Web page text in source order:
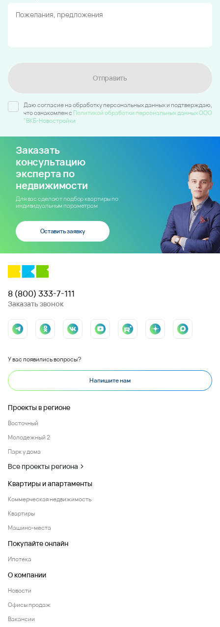
Отправить
Даю согласие на обработку персональных данных и подтверждаю,
что ознакомлен c Политикой обработки персональных данных ООО
"ВКБ-Новостройки
Заказать
консультацию
эксперта по
недвижимости
Для вас сделают подбор квартиры по
индивидуальным параметрам
Оставить заявку
8 (800) 333-7-111
Заказать звонок
У вас появились вопросы?
Напишите нам
Проекты в регионе
Восточный
Молодежный 2
Парк у дома
Все проекты региона
Квартиры и апартаменты
Коммерческая недвижимость
Квартиры
Машино-места
Покупайте онлайн
Ипотека
О компании
Новости
Офисы продаж
Вакансии